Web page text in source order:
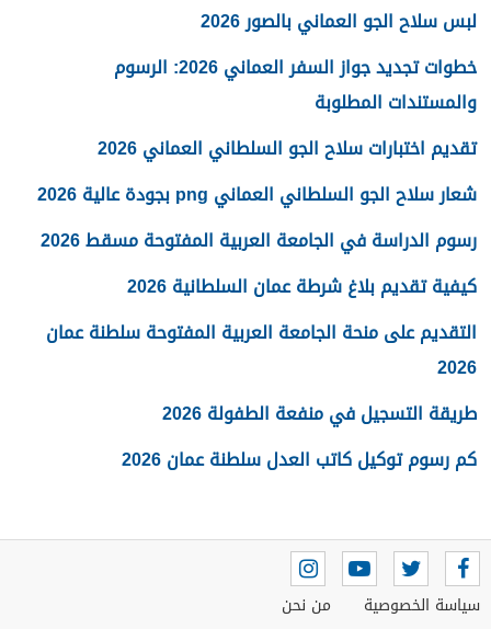
لبس سلاح الجو العماني بالصور 2026
خطوات تجديد جواز السفر العماني 2026: الرسوم
والمستندات المطلوبة
تقديم اختبارات سلاح الجو السلطاني العماني 2026
شعار سلاح الجو السلطاني العماني png بجودة عالية 2026
رسوم الدراسة في الجامعة العربية المفتوحة مسقط 2026
كيفية تقديم بلاغ شرطة عمان السلطانية 2026
التقديم على منحة الجامعة العربية المفتوحة سلطنة عمان
2026
طريقة التسجيل في منفعة الطفولة 2026
كم رسوم توكيل كاتب العدل سلطنة عمان 2026
سياسة الخصوصية
من نحن